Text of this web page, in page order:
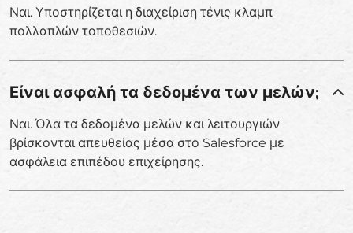
Ναι. Υποστηρίζεται η διαχείριση τένις κλαμπ
πολλαπλών τοποθεσιών.
Είναι ασφαλή τα δεδομένα των μελών;
Ναι. Όλα τα δεδομένα μελών και λειτουργιών
βρίσκονται απευθείας μέσα στο Salesforce με
ασφάλεια επιπέδου επιχείρησης.